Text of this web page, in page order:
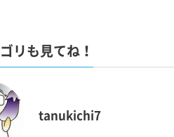
リも見てね！
tanukichi7